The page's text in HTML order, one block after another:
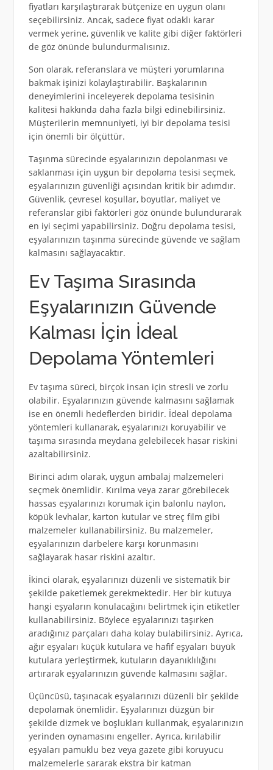
fiyatları karşılaştırarak bütçenize en uygun olanı
seçebilirsiniz. Ancak, sadece fiyat odaklı karar
vermek yerine, güvenlik ve kalite gibi diğer faktörleri
de göz önünde bulundurmalısınız.
Son olarak, referanslara ve müşteri yorumlarına
bakmak işinizi kolaylaştırabilir. Başkalarının
deneyimlerini inceleyerek depolama tesisinin
kalitesi hakkında daha fazla bilgi edinebilirsiniz.
Müşterilerin memnuniyeti, iyi bir depolama tesisi
için önemli bir ölçüttür.
Taşınma sürecinde eşyalarınızın depolanması ve
saklanması için uygun bir depolama tesisi seçmek,
eşyalarınızın güvenliği açısından kritik bir adımdır.
Güvenlik, çevresel koşullar, boyutlar, maliyet ve
referanslar gibi faktörleri göz önünde bulundurarak
en iyi seçimi yapabilirsiniz. Doğru depolama tesisi,
eşyalarınızın taşınma sürecinde güvende ve sağlam
kalmasını sağlayacaktır.
Ev Taşıma Sırasında
Eşyalarınızın Güvende
Kalması İçin İdeal
Depolama Yöntemleri
Ev taşıma süreci, birçok insan için stresli ve zorlu
olabilir. Eşyalarınızın güvende kalmasını sağlamak
ise en önemli hedeflerden biridir. İdeal depolama
yöntemleri kullanarak, eşyalarınızı koruyabilir ve
taşıma sırasında meydana gelebilecek hasar riskini
azaltabilirsiniz.
Birinci adım olarak, uygun ambalaj malzemeleri
seçmek önemlidir. Kırılma veya zarar görebilecek
hassas eşyalarınızı korumak için balonlu naylon,
köpük levhalar, karton kutular ve streç film gibi
malzemeler kullanabilirsiniz. Bu malzemeler,
eşyalarınızın darbelere karşı korunmasını
sağlayarak hasar riskini azaltır.
İkinci olarak, eşyalarınızı düzenli ve sistematik bir
şekilde paketlemek gerekmektedir. Her bir kutuya
hangi eşyaların konulacağını belirtmek için etiketler
kullanabilirsiniz. Böylece eşyalarınızı taşırken
aradığınız parçaları daha kolay bulabilirsiniz. Ayrıca,
ağır eşyaları küçük kutulara ve hafif eşyaları büyük
kutulara yerleştirmek, kutuların dayanıklılığını
artırarak eşyalarınızın güvende kalmasını sağlar.
Üçüncüsü, taşınacak eşyalarınızı düzenli bir şekilde
depolamak önemlidir. Eşyalarınızı düzgün bir
şekilde dizmek ve boşlukları kullanmak, eşyalarınızın
yerinden oynamasını engeller. Ayrıca, kırılabilir
eşyaları pamuklu bez veya gazete gibi koruyucu
malzemelerle sararak ekstra bir katman